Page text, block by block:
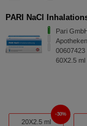
PARI NaCl
Pari
00607423
60X2.5 ml
20X2.5 ml
30%